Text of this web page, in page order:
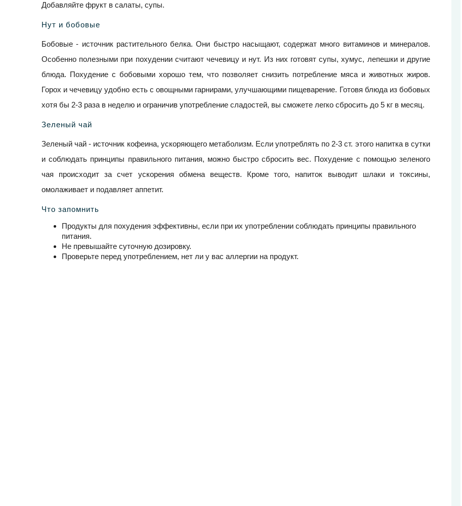
Добавляйте фрукт в салаты, супы.
Нут и бобовые
Бобовые - источник растительного белка. Они быстро насыщают, содержат много витаминов и минералов.
Особенно полезными при похудении считают чечевицу и нут. Из них готовят супы, хумус, лепешки и другие
блюда. Похудение с бобовыми хорошо тем, что позволяет снизить потребление мяса и животных жиров.
Горох и чечевицу удобно есть с овощными гарнирами, улучшающими пищеварение. Готовя блюда из бобовых
хотя бы 2-3 раза в неделю и ограничив употребление сладостей, вы сможете легко сбросить до 5 кг в месяц.
Зеленый чай
Зеленый чай - источник кофеина, ускоряющего метаболизм. Если употреблять по 2-3 ст. этого напитка в сутки
и соблюдать принципы правильного питания, можно быстро сбросить вес. Похудение с помощью зеленого
чая происходит за счет ускорения обмена веществ. Кроме того, напиток выводит шлаки и токсины,
омолаживает и подавляет аппетит.
Что запомнить
Продукты для похудения эффективны, если при их употреблении соблюдать принципы правильного
питания.
Не превышайте суточную дозировку.
Проверьте перед употреблением, нет ли у вас аллергии на продукт.